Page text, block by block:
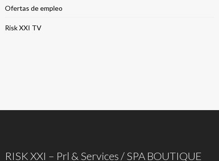
Ofertas de empleo
Risk XXI TV
RISK XXI – Prl & Services / SPA BOUTIQUE